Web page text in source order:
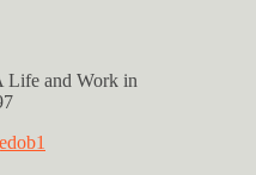
Life and Work in